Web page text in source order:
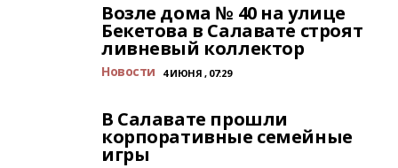
Возле дома № 40 на улице
Бекетова в Салавате строят
ливневый коллектор
Новости 4 ИЮНЯ , 07:29
В Салавате прошли
корпоративные семейные
игры